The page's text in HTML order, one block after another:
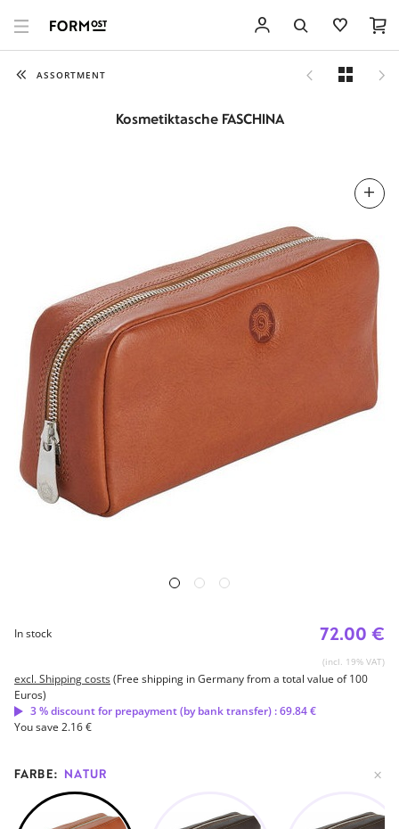
ASSORTMENT
Kosmetiktasche FASCHINA
72.00 €
(incl. 19% VAT)
In stock
excl. Shipping costs(Free shipping in Germany from a total value of 100
Euros)
3 % discount for prepayment (by bank transfer) : 69.84 €
You save 2.16 €
FARBE: NATUR